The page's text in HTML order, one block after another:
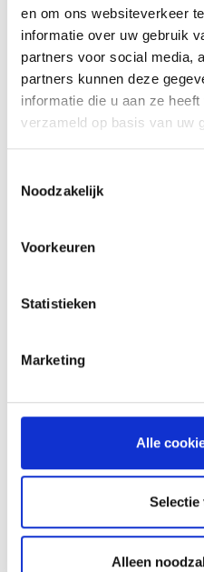
en om ons websiteverkeer
informatie over uw gebruik
partners voor social media,
partners kunnen deze
informatie die u aan ze
verzameld op basis van uw
Noodzakelijk
Voorkeuren
Statistieken
Marketing
Alle
Selectie
Alleen